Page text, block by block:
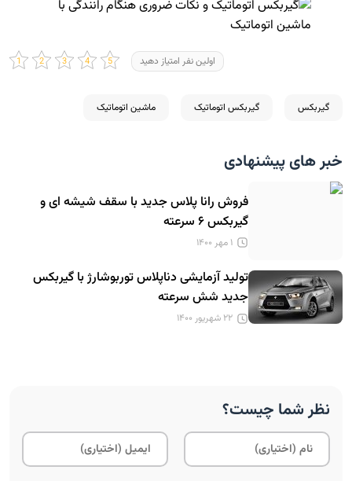
اولین نفر امتیاز دهید
گیربکس گیربکس اتوماتیک ماشین اتوماتیک
خبر های پیشنهادی
فروش رانا پلاس جدید با سقف شیشه ای و
گیربکس ۶ سرعته
۱ مهر ۱۴۰۰
تولید آزمایشی دناپلاس توربوشارژ با گیربکس
جدید شش سرعته
۲۲ شهریور ۱۴۰۰
نظر شما چیست؟